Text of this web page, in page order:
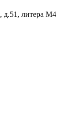
д.51, литера М4